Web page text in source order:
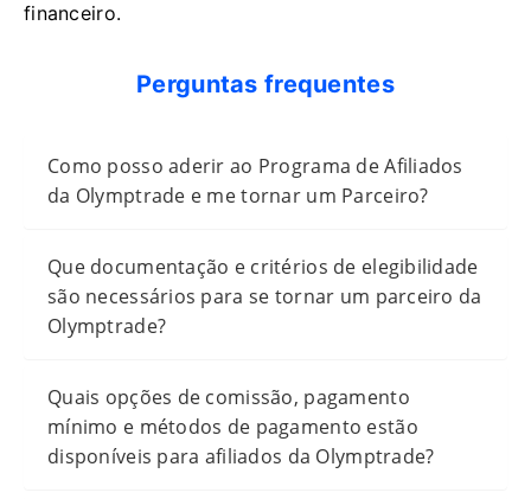
financeiro.
Perguntas frequentes
Como posso aderir ao Programa de Afiliados
da Olymptrade e me tornar um Parceiro?
Que documentação e critérios de elegibilidade
são necessários para se tornar um parceiro da
Olymptrade?
Quais opções de comissão, pagamento
mínimo e métodos de pagamento estão
disponíveis para afiliados da Olymptrade?